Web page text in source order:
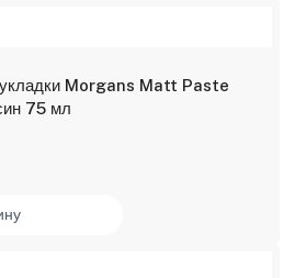
Morgans Matt Paste
75 мл